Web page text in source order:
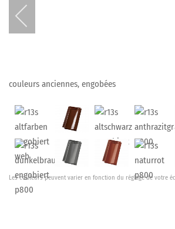
couleurs anciennes, engobées
Les couleurs peuvent varier en fonction du réglage de votre